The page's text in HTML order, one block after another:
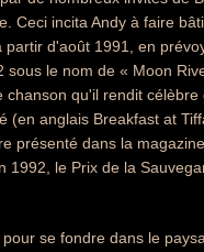
Ceci incita Andy à faire
partir d'août 1991, en
sous le nom de « Moon
chanson qu'il rendit célèbre
(en anglais Breakfast at
présenté dans la
1992, le Prix de la
se fondre dans le